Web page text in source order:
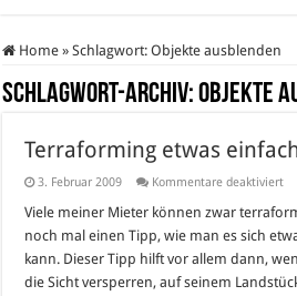
Home » Schlagwort:Objekte ausblenden
Schlagwort-Archiv:Objekte
Terraforming etwas
3. Februar 2009 Kommentare deaktiviertfür
Viele meiner Mieter können zwar
noch mal einen Tipp, wie man es sich
kann. Dieser Tipp hilft vor allem dann,
die Sicht versperren, auf seinem